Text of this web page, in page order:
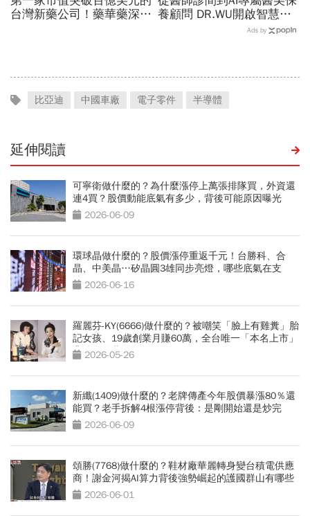
台灣新藥公司！藥華藥深耕 養顧問 DR.WU開啟智慧養
Ads by
比亞迪 中國車廠 電子零件 半導體
延伸閱讀
可寧衛做什麼的？為什麼漲停上萬張排隊買，外資還
連4買？股價動能底氣有多少，背後可能原因曝光
2026-06-09
環球晶做什麼的？股價漲停重返千元！台勝科、合
晶、中美晶…矽晶圓3雄同步亮燈，哪些底氣在支
撐？2026-06-16
羅麗芬-KY(6666)做什麼的？被嘲笑「臉上有雞糞」胎
記女孩、19歲創業月賺60萬，全台唯一「本名上市」
背後有洋蔥
2026-05-26
新纖(1409)做什麼的？老牌傳產今年股價暴漲80％還
能買？老手拆解4根漲停背後：是剛開始還是炒完
了？2026-06-09
頌勝(7768)做什麼的？鞋材廠華麗轉身變台積電供應
商！謝金河揭AI算力背後強勢崛起的護國群山有哪些
2026-06-01